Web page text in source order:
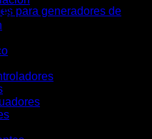
para generadores de